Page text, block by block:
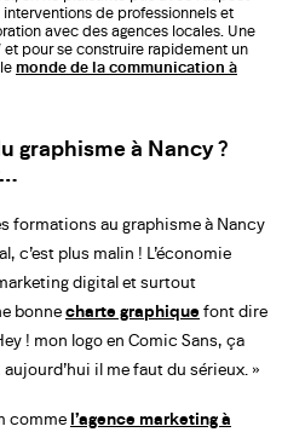
de professionnels et
avec des agences locales. Une
pour se construire rapidement un
monde de la communication à
graphisme à Nancy ?
formations au graphisme à Nancy
c’est plus malin ! L’économie
digital et surtout
bonnecharte graphique font dire
! mon logo en Comic Sans, ça
il me faut du sérieux. »
comme l’agence marketing à